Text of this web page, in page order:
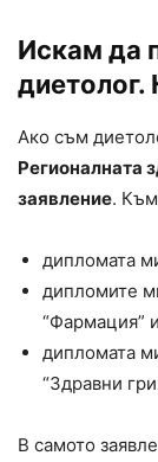
Искам да
диетолог.
Ако съм
Регионалната
заявление.
дипломата
дипломите
“Фармация”
дипломата
“Здравни
В самото